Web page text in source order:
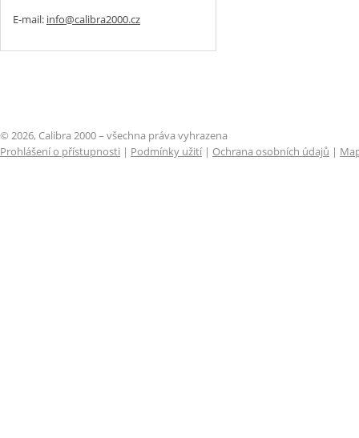
E-mail: info@calibra2000.cz
© 2026, Calibra 2000 – všechna práva vyhrazena
Prohlášení o přístupnosti | Podmínky užití| Ochrana osobních údajů |